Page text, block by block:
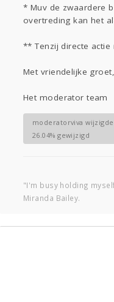
* Muv de zwaardere
overtreding kan het
** Tenzij directe actie
Met vriendelijke groet,
Het moderator team
moderatorviva
26.04% gewijzigd
"I'm busy holding
Miranda Bailey.